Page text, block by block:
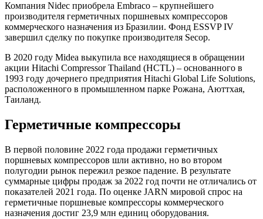
Компания Nidec приобрела Embraco – крупнейшего
производителя герметичных поршневых компрессоров
коммерческого назначения из Бразилии. Фонд ESSVP IV
завершил сделку по покупке производителя Secop.
В 2020 году Midea выкупила все находящиеся в обращении
акции Hitachi Compressor Thailand (HCTL) – основанного в
1993 году дочернего предприятия Hitachi Global Life Solutions,
расположенного в промышленном парке Рожана, Аюттхая,
Таиланд.
Герметичные компрессоры
В первой половине 2022 года продажи герметичных
поршневых компрессоров шли активно, но во втором
полугодии рынок пережил резкое падение. В результате
суммарные цифры продаж за 2022 год почти не отличались от
показателей 2021 года. По оценке JARN мировой спрос на
герметичные поршневые компрессоры коммерческого
назначения достиг 23,9 млн единиц оборудования.